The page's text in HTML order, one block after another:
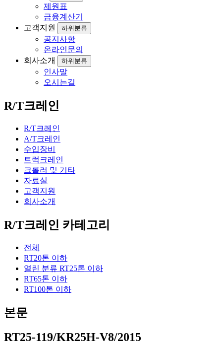
제원표
금융계산기
고객지원
하위분류
공지사항
온라인문의
회사소개
하위분류
인사말
오시는길
R/T크레인
R/T크레인
A/T크레인
수입장비
트럭크레인
크롤러 및 기타
자료실
고객지원
회사소개
R/T크레인 카테고리
전체
RT20톤 이하
열린 분류 RT25톤 이하
RT65톤 이하
RT100톤 이하
본문
RT25-119/KR25H-V8/2015